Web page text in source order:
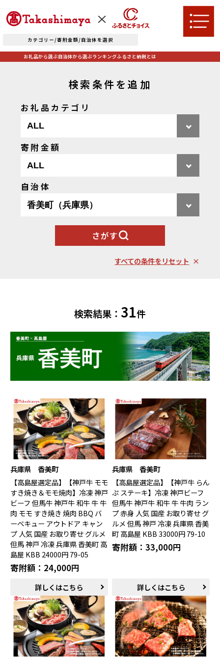
カテゴリー/寄附金額/自治体を選択
肉
果物類 エビ・カニ等
魚貝類
野菜類
お酒
加工品等
調味料・油 鍋セット
旅行
イベントや
チケット等
美容
ファッション
装飾品
自治体から選ぶ
北海道エリア
千歳市（北海道）
東北エリア
蓬田村（青森県）
花巻市（岩手県）
塩竈市（宮城県）
関東エリア
小田原市（神奈川県）三浦市（神奈川県）
中部エリア
新発田市（新潟県）南魚沼市（新潟県）
輪島市（石川県）加賀市（石川県）
鯖江市（福井県）
若狭町（福井県）
都留市（山梨県）
岐阜県（岐阜県）
高山市（岐阜県）関市（岐阜県）
中津川市（岐阜県）美濃加茂市（岐阜県）
郡上市（岐阜県） 浜松市（静岡県）
富士市（静岡県）
近畿エリア
多気町（三重県）
湖南市（滋賀県）
高島市（滋賀県）
東近江市（滋賀県）京都市（京都府）
与謝野町（京都府）大阪市（大阪府）
泉佐野市（大阪府）岸和田市（大阪府）
阪南市（大阪府）堺市（大阪府）
神戸市（兵庫県）豊岡市（兵庫県）
三木市（兵庫県）香美町（兵庫県）
よくある質問と お問い合わせ
お礼品から選ぶ自治体から選ぶランキングふるさと納税とは
検索条件を追加
お礼品カテゴリ
寄附金額
自治体
さがす
すべての条件をリセット
検索結果： 31件
兵庫県 香美町
【高島屋選定品】【神戸牛 モモ
すき焼き＆モモ焼肉】冷凍 神戸
ビーフ 但馬牛 神戸牛 和牛 牛 牛
肉 モモ すき焼き 焼肉 BBQ バ
ーベキュー アウトドア キャン
プ 人気 国産 お取り寄せ グルメ
但馬 神戸 冷凍 兵庫県 香美町 高
島屋 KBB 24000円 79-05
寄附額：24,000円
詳しくはこちら
兵庫県 香美町
【高島屋選定品】【神戸牛 らん
ぷ ステーキ】冷凍 神戸ビーフ
但馬牛 神戸牛 和牛 牛 牛肉 ラン
プ 赤身 人気 国産 お取り寄せ グ
ルメ 但馬 神戸 冷凍 兵庫県 香美
町 高島屋 KBB 33000円 79-10
寄附額：33,000円
詳しくはこちら